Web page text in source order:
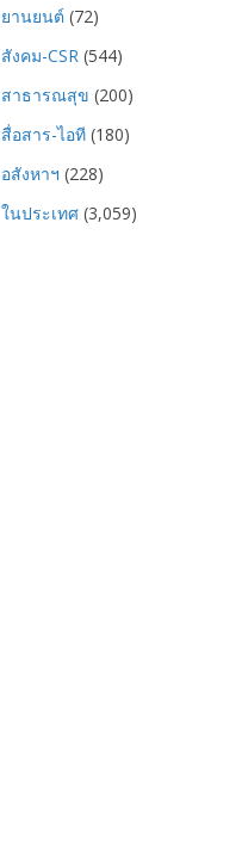
ยานยนต์ (72)
สังคม-CSR (544)
สาธารณสุข (200)
สื่อสาร-ไอที (180)
อสังหาฯ (228)
ในประเทศ (3,059)